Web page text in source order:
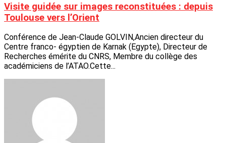
Visite guidée sur images reconstituées : depuis
Toulouse vers l’Orient
Conférence de Jean-Claude GOLVIN,Ancien directeur du
Centre franco- égyptien de Karnak (Egypte), Directeur de
Recherches émérite du CNRS, Membre du collège des
académiciens de l’ATAO.Cette...